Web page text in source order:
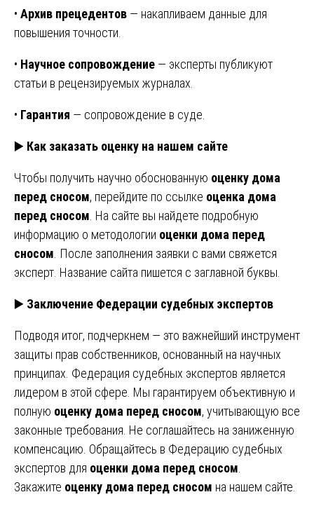
• Архив прецедентов — накапливаем данные для
повышения точности.
• Научное сопровождение — эксперты публикуют
статьи в рецензируемых журналах.
• Гарантия — сопровождение в суде.
▶️ Как заказать оценку на нашем сайте
Чтобы получить научно обоснованную оценку дома
перед сносом, перейдите по ссылке оценка дома
перед сносом . На сайте вы найдете подробную
информацию о методологии оценки дома перед
сносом . После заполнения заявки с вами свяжется
эксперт. Название сайта пишется с заглавной буквы.
▶️ Заключение Федерации судебных экспертов
Подводя итог, подчеркнем — это важнейший инструмент
защиты прав собственников, основанный на научных
принципах. Федерация судебных экспертов является
лидером в этой сфере. Мы гарантируем объективную и
полную оценку дома перед сносом, учитывающую все
законные требования. Не соглашайтесь на заниженную
компенсацию. Обращайтесь в Федерацию судебных
экспертов для оценки дома перед сносом
Закажите оценку дома перед сносом на нашем сайте.